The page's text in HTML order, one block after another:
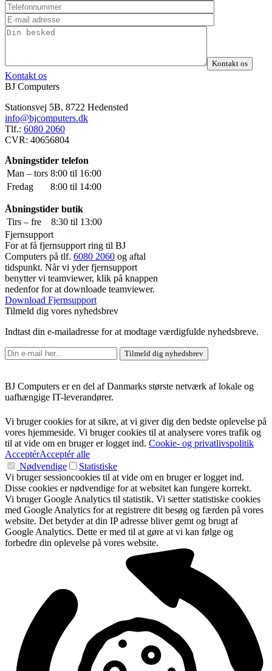
Kontakt os
BJ Computers
Stationsvej 5B, 8722 Hedensted
info@bjcomputers.dk
Tlf.: 6080 2060
CVR: 40656804
Åbningstider telefon
Man – tors 8:00 til 16:00
Fredag
8:00 til 14:00
Åbningstider butik
Tirs – fre
8:30 til 13:00
Fjernsupport
For at få fjernsupport ring til BJ
Computers på tlf. 6080 2060 og aftal
tidspunkt. Når vi yder fjernsupport
benytter vi teamviewer, klik på knappen
nedenfor for at downloade teamviewer.
Download Fjernsupport
Tilmeld dig vores nyhedsbrev
Indtast din e-mailadresse for at modtage værdigfulde nyhedsbreve.
Tilmeld dig nyhedsbrev
BJ Computers er en del af Danmarks største netværk af lokale og
uafhængige IT-leverandører.
Vi bruger cookies for at sikre, at vi giver dig den bedste oplevelse på
vores hjemmeside. Vi bruger cookies til at analysere vores trafik og
til at vide om en bruger er logget ind. Cookie- og privatlivspolitik
AcceptérAcceptér alle
Nødvendige
Statistiske
Vi bruger sessioncookies til at vide om en bruger er logget ind.
Disse cookies er nødvendige for at websitet kan fungere korrekt.
Vi bruger Google Analytics til statistik. Vi sætter statistiske cookies
med Google Analytics for at registrere dit besøg og færden på vores
website. Det betyder at din IP adresse bliver gemt og brugt af
Google Analytics. Dette er med til at gøre at vi kan følge og
forbedre din oplevelse på vores website.